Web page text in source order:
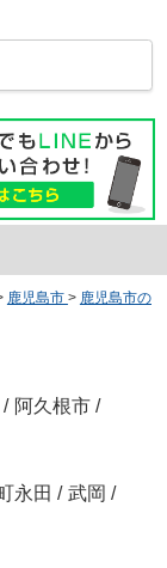
鹿児島市 > 鹿児島市の
/ 阿久根市 /
永田 / 武岡 /